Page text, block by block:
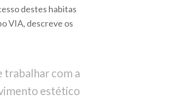
destes habitas
VIA, descreve os
trabalhar com a
estético